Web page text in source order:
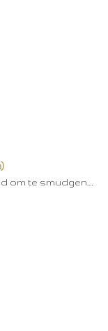
om te smudgen.…